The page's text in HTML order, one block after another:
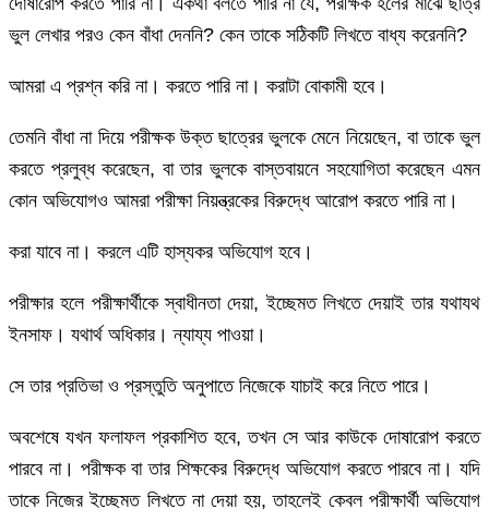
ভুল লেখার পরও কেন বাঁধা দেননি? কেন তাকে সঠিকটি লিখতে বাধ্য করেননি?
আমরা এ প্রশ্ন করি না। করতে পারি না। করাটা বোকামী হবে।
তেমনি বাঁধা না দিয়ে পরীক্ষক উক্ত ছাত্রের ভুলকে মেনে নিয়েছেন, বা তাকে ভুল
করতে প্রলুব্ধ করেছেন, বা তার ভুলকে বাস্তবায়নে সহযোগিতা করেছেন এমন
কোন অভিযোগও আমরা পরীক্ষা নিয়ন্ত্রকের বিরুদ্ধে আরোপ করতে পারি না।
করা যাবে না। করলে এটি হাস্যকর অভিযোগ হবে।
পরীক্ষার হলে পরীক্ষার্থীকে স্বাধীনতা দেয়া, ইচ্ছেমত লিখতে দেয়াই তার যথাযথ
ইনসাফ। যথার্থ অধিকার। ন্যায্য পাওয়া।
সে তার প্রতিভা ও প্রস্তুতি অনুপাতে নিজেকে যাচাই করে নিতে পারে।
অবশেষে যখন ফলাফল প্রকাশিত হবে, তখন সে আর কাউকে দোষারোপ করতে
পারবে না। পরীক্ষক বা তার শিক্ষকের বিরুদ্ধে অভিযোগ করতে পারবে না। যদি
তাকে নিজের ইচ্ছেমত লিখতে না দেয়া হয়, তাহলেই কেবল পরীক্ষার্থী অভিযোগ